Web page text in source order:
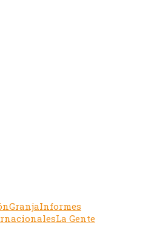
GranjaInformes
La Gente